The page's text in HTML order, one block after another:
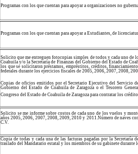
Programas con los que cuentan para apoyar a organizaciones no
Programas con los que cuentan para apoyar a Estudiantes, de
Solicito que me entreguen fotocopias simples de todos y cada uno
Coahuila y/o la Secretaría de Finanzas del Gobierno del Estado de
los que se solicitaron préstamos, empréstitos, créditos,
federales durante los ejercicios fiscales de 2005, 2006, 2007, 2008,
Copias de oficios emitidos por el Secretario Ejecutivo del Servicio
Gobierno del Estado de Coahuila de Zaragoza o el Tesorero
Congreso del Estado de Coahuila de Zaragoza para contratar los
Solicito se me informe sobre costos de cada uno de los vuelos y
años 2005, 2006, 2007, 2008, 2009, 2010 y 2011.Número de naves
C.V.
Copia de todas y cada una de las facturas pagadas por la Secretaría
traslado del Mandatario estatal y los miembros de su gabinete